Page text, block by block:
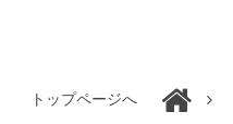
トップページへ